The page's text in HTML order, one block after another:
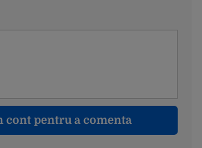
cont pentru a comenta